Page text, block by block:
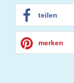
teilen
merken